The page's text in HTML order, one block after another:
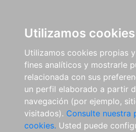
Utilizamos cookies
Utilizamos cookies propias
fines analíticos y mostrarle
relacionada con sus
un perfil elaborado a partir
navegación (por ejemplo,
visitados). Consulte nuestra
cookies. Usted puede